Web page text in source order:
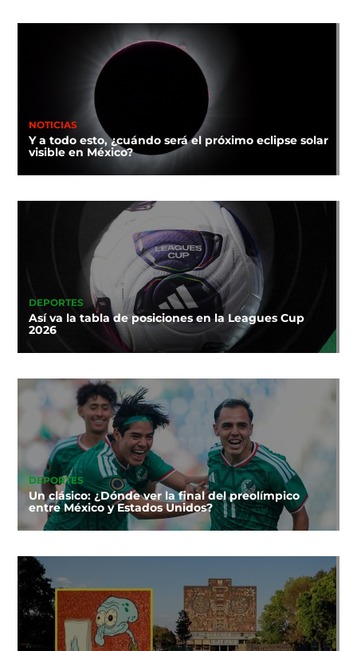
NOTICIAS
Y a todo esto, ¿cuándo será el próximo eclipse solar
visible en México?
DEPORTES
Así va la tabla de posiciones en la Leagues Cup
2026
DEPORTES
Un clásico: ¿Dónde ver la final del preolímpico
entre México y Estados Unidos?